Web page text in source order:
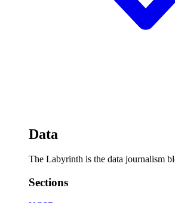
Data
The Labyrinth is the data journalism
Sections